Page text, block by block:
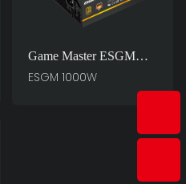
Game Master ESGM
1000W PC電源に必須
ESGM 1000W